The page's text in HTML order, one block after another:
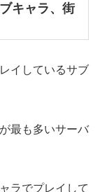
キャラ、街
イしているサブ
最も多いサーバ
ラでプレイして